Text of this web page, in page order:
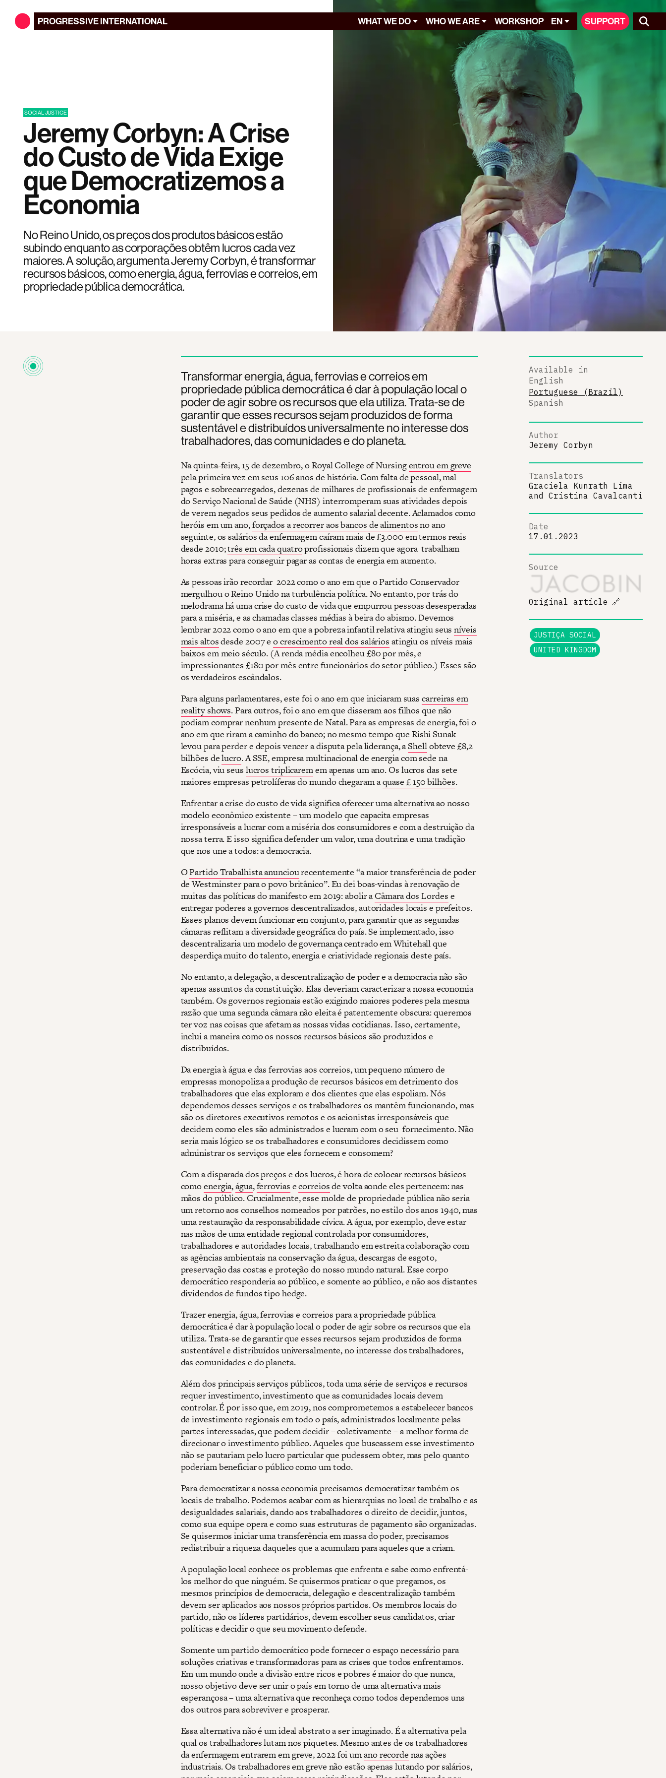
PROGRESSIVEINTERNATIONAL WHAT WE DO WHO WE ARE WORKSHOP EN SUPPORT
SOCIAL JUSTICE
Jeremy Corbyn: A Crise
do Custo de Vida Exige
que Democratizemos a
Economia
No Reino Unido, os preços dos produtos básicos estão
subindo enquanto as corporações obtêm lucros cada vez
maiores. A solução, argumenta Jeremy Corbyn, é transformar
recursos básicos, como energia, água, ferrovias e correios, em
propriedade pública democrática.
Transformar energia, água, ferrovias e correios em
propriedade pública democrática é dar à população local o
poder de agir sobre os recursos que ela utiliza. Trata-se de
garantir que esses recursos sejam produzidos de forma
sustentável e distribuídos universalmente no interesse dos
trabalhadores, das comunidades e do planeta.
Na quinta-feira, 15 de dezembro, o Royal College of Nursingentrou em greve
pela primeira vez em seus 106 anos de história. Com falta de pessoal, mal
pagos e sobrecarregados, dezenas de milhares de profissionais de enfermagem
do Serviço Nacional de Saúde (NHS) interromperam suas atividades depois
de verem negados seus pedidos de aumento salarial decente. Aclamados como
heróis em um ano,forçados a recorrer aos bancos de alimentosno ano
seguinte, os salários da enfermagem caíram mais de £3.000 em termos reais
desde 2010;três em cada quatroprofissionais dizem que agora trabalham
horas extras para conseguir pagar as contas de energia em aumento.
As pessoas irão recordar 2022 como o ano em que o Partido Conservador
mergulhou o Reino Unido na turbulência política. No entanto, por trás do
melodrama há uma crise do custo de vida que empurrou pessoas desesperadas
para a miséria, e as chamadas classes médias à beira do abismo. Devemos
lembrar 2022 como o ano em que a pobreza infantil relativa atingiu seusníveis
mais altosdesde 2007 eo crescimento real dos salários atingiu os níveis mais
baixos em meio século. (A renda média encolheu £80 por mês, e
impressionantes £180 por mês entre funcionários do setor público.) Esses são
os verdadeiros escândalos.
Para alguns parlamentares, este foi o ano em que iniciaram suascarreiras em
reality shows. Para outros, foi o ano em que disseram aos filhos que não
podiam comprar nenhum presente de Natal. Para as empresas de energia, foi o
ano em que riram a caminho do banco; no mesmo tempo que Rishi Sunak
levou para perder e depois vencer a disputa pela liderança, aShellobteve £8,2
bilhões delucro. A SSE, empresa multinacional de energia com sede na
Escócia, viu seus lucros triplicaremem apenas um ano. Os lucros das sete
maiores empresas petrolíferas do mundo chegaram aquase £ 150 bilhões.
Enfrentar a crise do custo de vida significa oferecer uma alternativa ao nosso
modelo econômico existente – um modelo que capacita empresas
irresponsáveis a lucrar com a miséria dos consumidores e com a destruição da
nossa terra. E isso significa defender um valor, uma doutrina e uma tradição
que nos une a todos: a democracia.
OPartido Trabalhista anunciourecentemente “a maior transferência de poder
de Westminster para o povo britânico”. Eu dei boas-vindas à renovação de
muitas das políticas do manifesto em 2019: abolir aCâmara dos Lordes e
entregar poderes a governos descentralizados, autoridades locais e prefeitos.
Esses planos devem funcionar em conjunto, para garantir que as segundas
câmaras reflitam a diversidade geográfica do país. Se implementado, isso
descentralizaria um modelo de governança centrado em Whitehall que
desperdiça muito do talento, energia e criatividade regionais deste país.
No entanto, a delegação, a descentralização de poder e a democracia não são
apenas assuntos da constituição. Elas deveriam caracterizar a nossa economia
também. Os governos regionais estão exigindo maiores poderes pela mesma
razão que uma segunda câmara não eleita é patentemente obscura: queremos
ter voz nas coisas que afetam as nossas vidas cotidianas. Isso, certamente,
inclui a maneira como os nossos recursos básicos são produzidos e
distribuídos.
Da energia à água e das ferrovias aos correios, um pequeno número de
empresas monopoliza a produção de recursos básicos em detrimento dos
trabalhadores que elas exploram e dos clientes que elas espoliam. Nós
dependemos desses serviços e os trabalhadores os mantêm funcionando, mas
são os diretores executivos remotos e os acionistas irresponsáveis que
decidem como eles são administrados e lucram com o seu fornecimento. Não
seria mais lógico se os trabalhadores e consumidores decidissem como
administrar os serviços que eles fornecem e consomem?
Com a disparada dos preços e dos lucros, é hora de colocar recursos básicos
comoenergia,água,ferrovias ecorreiosde volta aonde eles pertencem: nas
mãos do público. Crucialmente, esse molde de propriedade pública não seria
um retorno aos conselhos nomeados por patrões, no estilo dos anos 1940, mas
uma restauração da responsabilidade cívica. A água, por exemplo, deve estar
nas mãos de uma entidade regional controlada por consumidores,
trabalhadores e autoridades locais, trabalhando em estreita colaboração com
as agências ambientais na conservação da água, descargas de esgoto,
preservação das costas e proteção do nosso mundo natural. Esse corpo
democrático responderia ao público, e somente ao público, e não aos distantes
dividendos de fundos tipo hedge.
Trazer energia, água, ferrovias e correios para a propriedade pública
democrática é dar à população local o poder de agir sobre os recursos que ela
utiliza. Trata-se de garantir que esses recursos sejam produzidos de forma
sustentável e distribuídos universalmente, no interesse dos trabalhadores,
das comunidades e do planeta.
Além dos principais serviços públicos, toda uma série de serviços e recursos
requer investimento, investimento que as comunidades locais devem
controlar. É por isso que, em 2019, nos comprometemos a estabelecer bancos
de investimento regionais em todo o país, administrados localmente pelas
partes interessadas, que podem decidir – coletivamente – a melhor forma de
direcionar o investimento público. Aqueles que buscassem esse investimento
não se pautariam pelo lucro particular que pudessem obter, mas pelo quanto
poderiam beneficiar o público como um todo.
Para democratizar a nossa economia precisamos democratizar também os
locais de trabalho. Podemos acabar com as hierarquias no local de trabalho e as
desigualdades salariais, dando aos trabalhadores o direito de decidir, juntos,
como sua equipe opera e como suas estruturas de pagamento são organizadas.
Se quisermos iniciar uma transferência em massa do poder, precisamos
redistribuir a riqueza daqueles que a acumulam para aqueles que a criam.
A população local conhece os problemas que enfrenta e sabe como enfrentá-
los melhor do que ninguém. Se quisermos praticar o que pregamos, os
mesmos princípios de democracia, delegação e descentralização também
devem ser aplicados aos nossos próprios partidos. Os membros locais do
partido, não os líderes partidários, devem escolher seus candidatos, criar
políticas e decidir o que seu movimento defende.
Somente um partido democrático pode fornecer o espaço necessário para
soluções criativas e transformadoras para as crises que todos enfrentamos.
Em um mundo onde a divisão entre ricos e pobres é maior do que nunca,
nosso objetivo deve ser unir o país em torno de uma alternativa mais
esperançosa – uma alternativa que reconheça como todos dependemos uns
dos outros para sobreviver e prosperar.
Essa alternativa não é um ideal abstrato a ser imaginado. É a alternativa pela
qual os trabalhadores lutam nos piquetes. Mesmo antes de os trabalhadores
da enfermagem entrarem em greve, 2022 foi umano recorde nas ações
industriais. Os trabalhadores em greve não estão apenas lutando por salários,
Available in
English
Portuguese (Brazil)
Spanish
Author
Jeremy Corbyn
Translators
Graciela Kunrath Lima
and Cristina Cavalcanti
Date
17.01.2023
Source
Original article 🔗
JUSTIÇA SOCIAL
UNITED KINGDOM